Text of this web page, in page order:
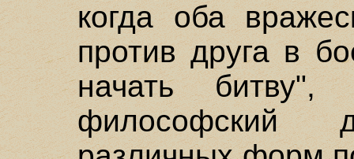
когда оба
против друга в
начать битву",
философский